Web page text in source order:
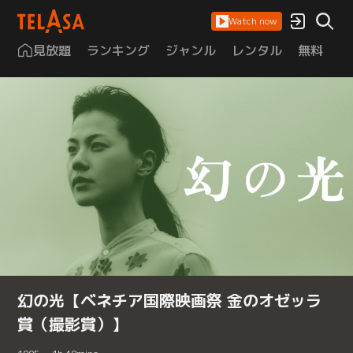
Watch now
見放題 ランキング ジャンル レンタル 無料
幻の光【ベネチア国際映画祭 金のオゼッラ
賞（撮影賞）】